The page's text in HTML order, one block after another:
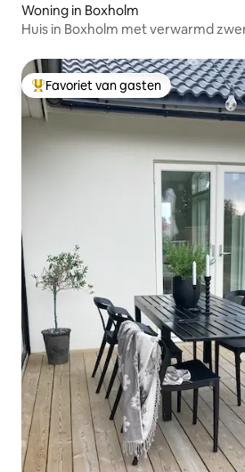
Woning in Boxholm
Huis in Boxholm met verwarmd
Topfavoriet van gasten
Favoriet van gasten